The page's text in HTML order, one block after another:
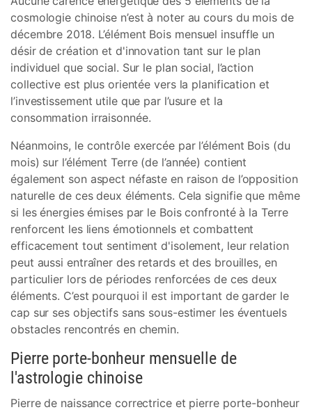
cosmologie chinoise n’est à noter au cours du mois de
décembre 2018. L’élément Bois mensuel insuffle un
désir de création et d'innovation tant sur le plan
individuel que social. Sur le plan social, l’action
collective est plus orientée vers la planification et
l’investissement utile que par l’usure et la
consommation irraisonnée.
Néanmoins, le contrôle exercée par l’élément Bois (du
mois) sur l’élément Terre (de l’année) contient
également son aspect néfaste en raison de l’opposition
naturelle de ces deux éléments. Cela signifie que même
si les énergies émises par le Bois confronté à la Terre
renforcent les liens émotionnels et combattent
efficacement tout sentiment d'isolement, leur relation
peut aussi entraîner des retards et des brouilles, en
particulier lors de périodes renforcées de ces deux
éléments. C’est pourquoi il est important de garder le
cap sur ses objectifs sans sous-estimer les éventuels
obstacles rencontrés en chemin.
Pierre porte-bonheur mensuelle de
l'astrologie chinoise
Pierre de naissance correctrice et pierre porte-bonheur